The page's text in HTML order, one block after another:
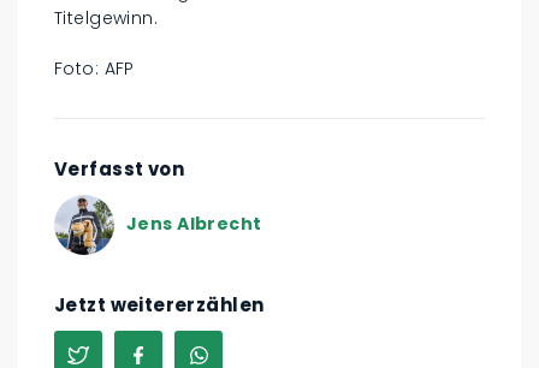
Titelgewinn.
Foto: AFP
Verfasst von
Jens Albrecht
Jetzt weitererzählen